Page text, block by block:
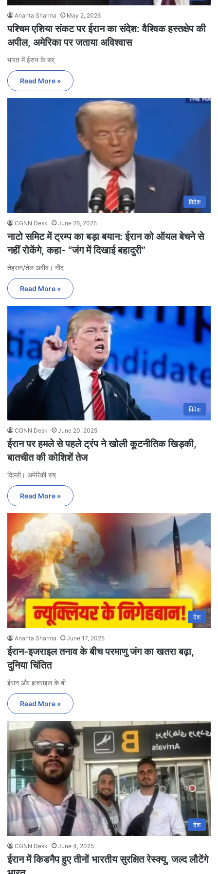
Ananta Sharma May 2, 2026
पश्चिम एशिया संकट पर ईरान का संदेश: वैश्विक हस्तक्षेप की
अपील, अमेरिका पर जताया अविश्वास
भारत में ईरान के सर्
Read More »
विदेश
CGNN Desk June 26, 2025
नाटो समिट में ट्रम्प का बड़ा बयान: ईरान को ऑयल बेचने से
नहीं रोकेंगे, कहा- “जंग में दिखाई बहादुरी”
तेहरान/तेल अवीव। नीद
Read More »
विदेश
CGNN Desk June 20, 2025
ईरान पर हमले से पहले ट्रंप ने खोली कूटनीतिक खिड़की,
बातचीत की कोशिशें तेज
दिल्ली। अमेरिकी राष्
Read More »
देश
Ananta Sharma June 17, 2025
ईरान-इजराइल तनाव के बीच परमाणु जंग का खतरा बढ़ा,
दुनिया चिंतित
ईरान और इजराइल के बी
Read More »
देश
CGNN Desk June 4, 2025
ईरान में किडनैप हुए तीनों भारतीय सुरक्षित रेस्क्यू, जल्द लौटेंगे